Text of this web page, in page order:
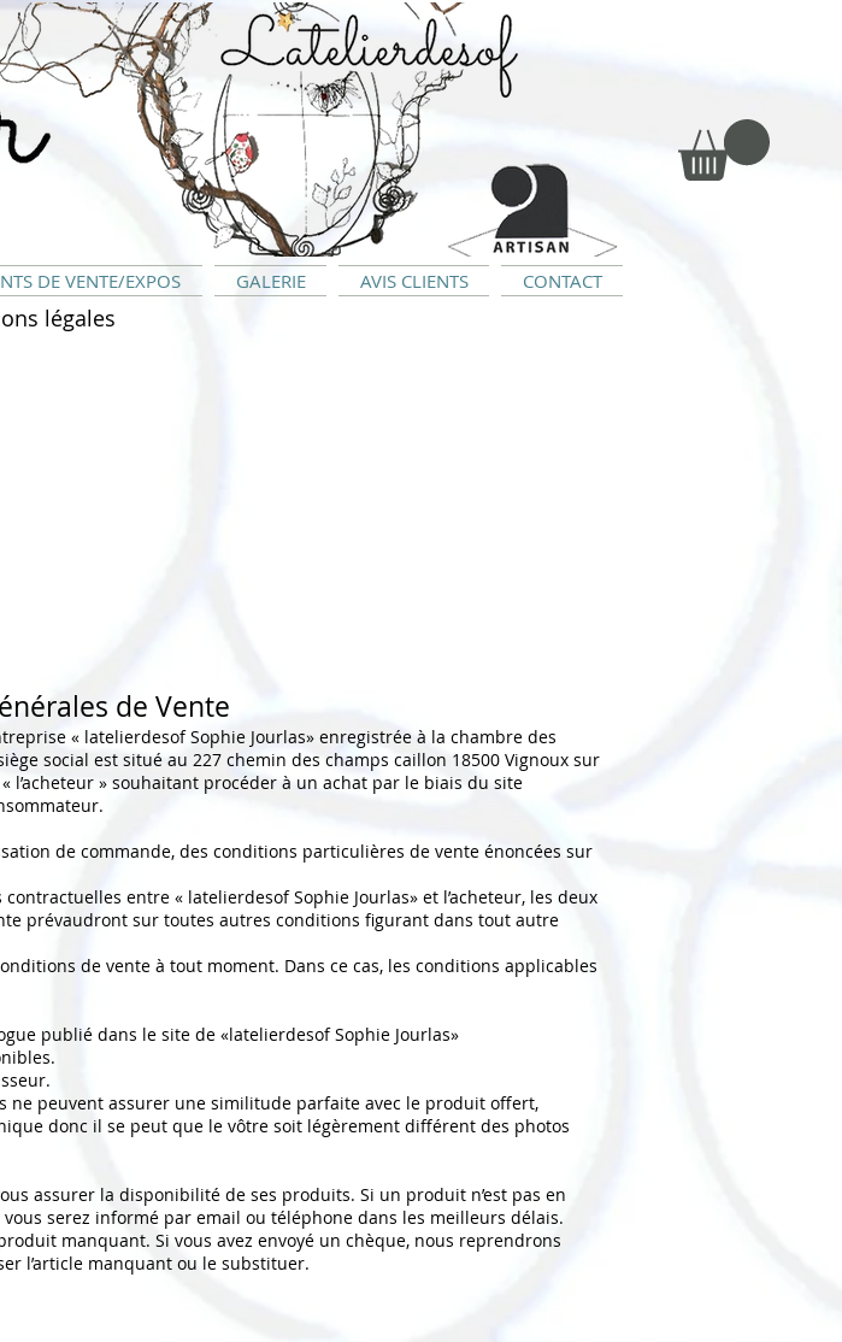
DE VENTE/EXPOS GALERIE AVIS CLIENTS CONTACT
légales
de Vente
« latelierdesof Sophie Jourlas» enregistrée à la chambre des
social est situé au 227 chemin des champs caillon 18500 Vignoux sur
l’acheteur » souhaitant procéder à un achat par le biais du site
de commande, des conditions particulières de vente énoncées sur
entre « latelierdesof Sophie Jourlas» et l’acheteur, les deux
prévaudront sur toutes autres conditions figurant dans tout autre
de vente à tout moment. Dans ce cas, les conditions applicables
publié dans le site de «latelierdesof Sophie Jourlas»
ne peuvent assurer une similitude parfaite avec le produit offert,
donc il se peut que le vôtre soit légèrement différent des photos
assurer la disponibilité de ses produits. Si un produit n’est pas en
serez informé par email ou téléphone dans les meilleurs délais.
manquant. Si vous avez envoyé un chèque, nous reprendrons
l’article manquant ou le substituer.